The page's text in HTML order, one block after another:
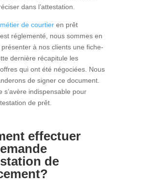
dans l’attestation.
métier de courtieren prêt
est réglementé, nous sommes en
à nos clients une fiche-
dernière récapitule les
qui ont été négociées. Nous
de signer ce document.
s’avère indispensable pour
de prêt.
effectuer
de